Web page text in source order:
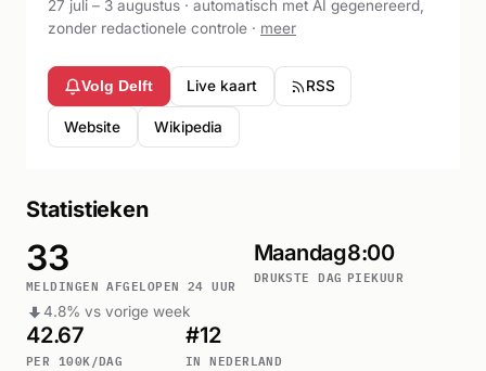
27 juli – 3 augustus · automatisch met AI gegenereerd,
zonder redactionele controle · meer
Volg Delft Live kaart RSS
Website Wikipedia
Statistieken
33
MELDINGEN AFGELOPEN 24 UUR
4.8% vs vorige week
Maandag
DRUKSTE DAG
8:00
PIEKUUR
42.67
PER 100K/DAG
#12
IN NEDERLAND